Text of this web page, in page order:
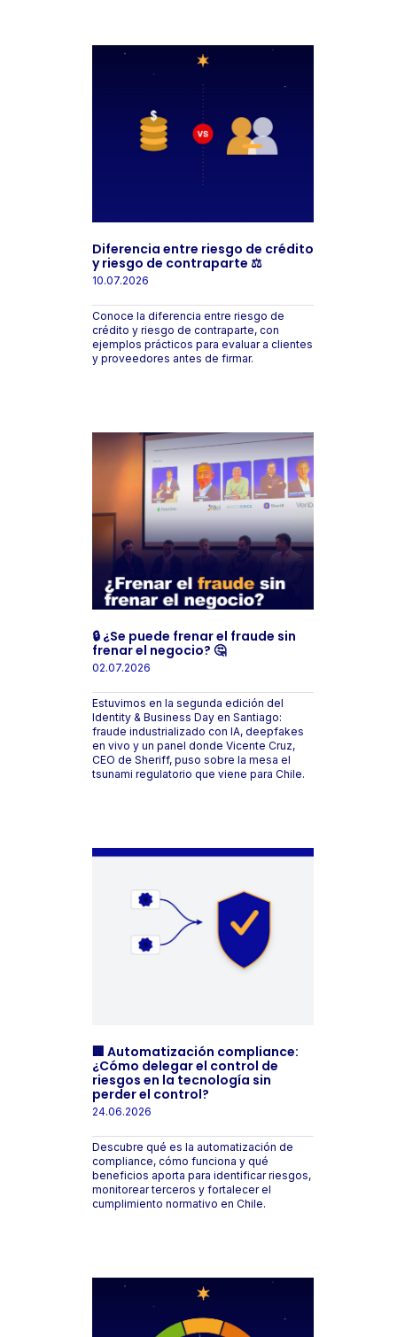
Diferencia entre riesgo de crédito
y riesgo de contraparte ⚖️
10.07.2026
Conoce la diferencia entre riesgo de
crédito y riesgo de contraparte, con
ejemplos prácticos para evaluar a clientes
y proveedores antes de firmar.
🔒 ¿Se puede frenar el fraude sin
frenar el negocio? 🤔
02.07.2026
Estuvimos en la segunda edición del
Identity & Business Day en Santiago:
fraude industrializado con IA, deepfakes
en vivo y un panel donde Vicente Cruz,
CEO de Sheriff, puso sobre la mesa el
tsunami regulatorio que viene para Chile.
🏢 Automatización compliance:
¿Cómo delegar el control de
riesgos en la tecnología sin
perder el control?
24.06.2026
Descubre qué es la automatización de
compliance, cómo funciona y qué
beneficios aporta para identificar riesgos,
monitorear terceros y fortalecer el
cumplimiento normativo en Chile.